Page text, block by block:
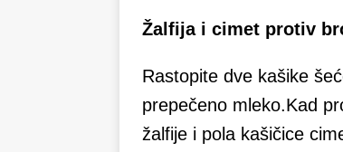
Žalfija i cimet protiv
Rastopite dve kašike
prepečeno mleko.Kad
žalfije i pola kašičice